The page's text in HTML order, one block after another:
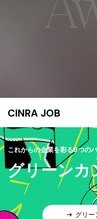
CINRA JOB
これからの企業を彩る9つの
グリーンカ
グリー